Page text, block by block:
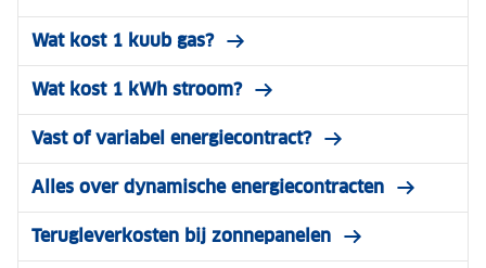
Wat kost 1 kuub gas?
Wat kost 1 kWh stroom?
Vast of variabel energiecontract?
Alles over dynamische energiecontracten
Terugleverkosten bij zonnepanelen